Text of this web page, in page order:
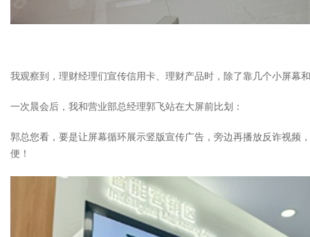
我观察到，理财经理们宣传信用卡、理财产品时，除了靠几个小屏幕
一次晨会后，我和营业部总经理郭飞站在大屏前比划：
郭总您看，要是让屏幕循环展示竖版宣传广告，旁边再播放反诈视频
便！